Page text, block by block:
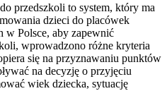
przedszkoli to system, który ma
dzieci do placówek
w Polsce, aby zapewnić
wprowadzono różne kryteria
się na przyznawaniu punktów
na decyzję o przyjęciu
wiek dziecka, sytuację